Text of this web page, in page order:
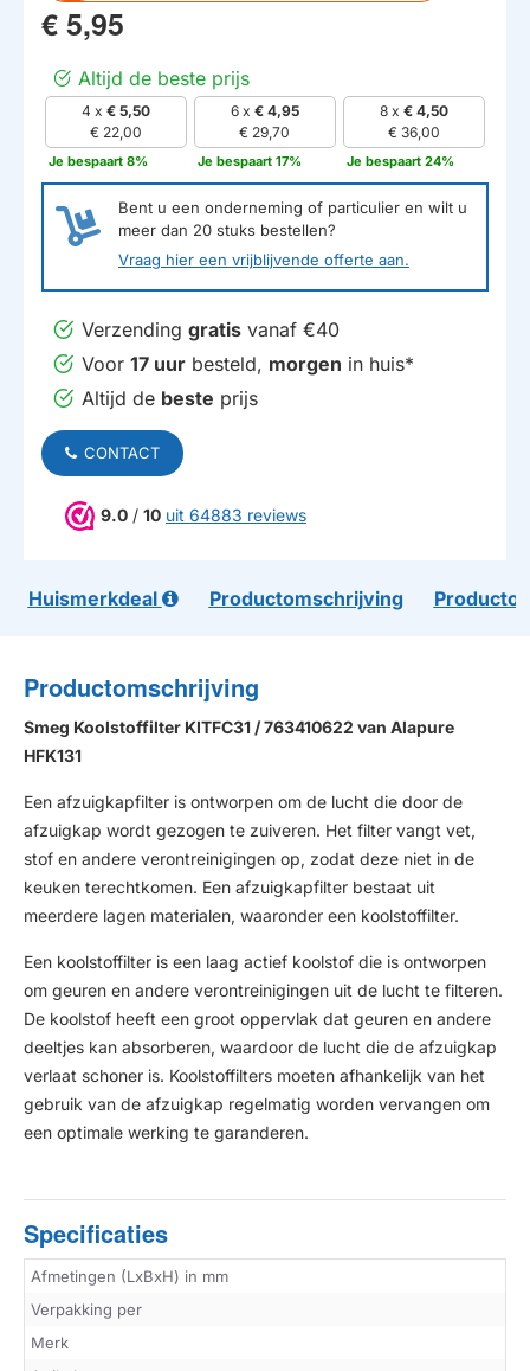
€ 5,95
Altijd de beste prijs
4 x € 5,50
€ 22,00
Je bespaart 8%
6 x € 4,95
€ 29,70
Je bespaart 17%
8 x € 4,50
€ 36,00
Je bespaart 24%
Bent u een onderneming of particulier en wilt u
meer dan 20 stuks bestellen?
Vraag hier een vrijblijvende offerte aan.
Verzending gratis vanaf €40
Voor 17 uur besteld, morgen in huis*
Altijd de beste prijs
CONTACT
9.0 / 10 uit 64883 reviews
Huismerkdeal Productomschrijving
Productomschrijving
Smeg Koolstoffilter KITFC31 / 763410622 van Alapure
HFK131
Een afzuigkapfilter is ontworpen om de lucht die door de
afzuigkap wordt gezogen te zuiveren. Het filter vangt vet,
stof en andere verontreinigingen op, zodat deze niet in de
keuken terechtkomen. Een afzuigkapfilter bestaat uit
meerdere lagen materialen, waaronder een koolstoffilter.
Een koolstoffilter is een laag actief koolstof die is ontworpen
om geuren en andere verontreinigingen uit de lucht te filteren.
De koolstof heeft een groot oppervlak dat geuren en andere
deeltjes kan absorberen, waardoor de lucht die de afzuigkap
verlaat schoner is. Koolstoffilters moeten afhankelijk van het
gebruik van de afzuigkap regelmatig worden vervangen om
een optimale werking te garanderen.
Specificaties
Afmetingen (LxBxH) in mm
Verpakking per
Merk